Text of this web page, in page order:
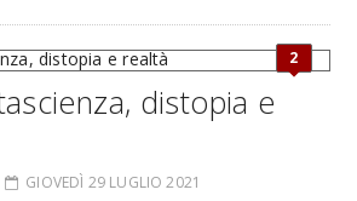
2
distopia e
GIOVEDÌ 29 LUGLIO 2021